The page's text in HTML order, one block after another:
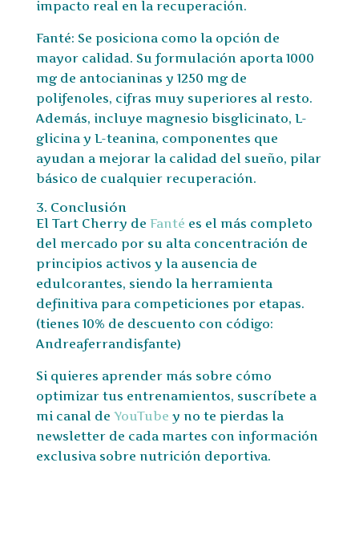
impacto real en la recuperación.
Fanté: Se posiciona como la opción de
mayor calidad. Su formulación aporta 1000
mg de antocianinas y 1250 mg de
polifenoles, cifras muy superiores al resto.
Además, incluye magnesio bisglicinato, L-
glicina y L-teanina, componentes que
ayudan a mejorar la calidad del sueño, pilar
básico de cualquier recuperación.
3. Conclusión
El Tart Cherry de Fanté es el más completo
del mercado por su alta concentración de
principios activos y la ausencia de
edulcorantes, siendo la herramienta
definitiva para competiciones por etapas.
(tienes 10% de descuento con código:
Andreaferrandisfante)
Si quieres aprender más sobre cómo
optimizar tus entrenamientos, suscríbete a
mi canal de YouTube y no te pierdas la
newsletter de cada martes con información
exclusiva sobre nutrición deportiva.